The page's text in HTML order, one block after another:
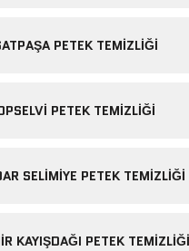
PETEK TEMIZLIĞI
PETEK TEMIZLIĞI
SELIMIYE PETEK TEMIZLIĞI
KAYIŞDAĞI PETEK TEMIZLIĞI